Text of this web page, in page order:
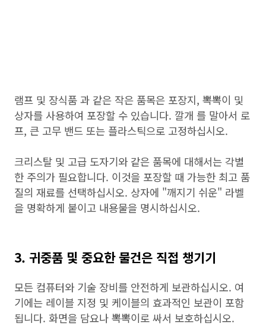
램프 및 장식품 과 같은 작은 품목은 포장지, 뽁뽁이 및
상자를 사용하여 포장할 수 있습니다. 깔개 를 말아서 로
프, 큰 고무 밴드 또는 플라스틱으로 고정하십시오.
크리스탈 및 고급 도자기와 같은 품목에 대해서는 각별
한 주의가 필요합니다. 이것을 포장할 때 가능한 최고 품
질의 재료를 선택하십시오. 상자에 "깨지기 쉬운" 라벨
을 명확하게 붙이고 내용물을 명시하십시오.
3. 귀중품 및 중요한 물건은 직접 챙기기
모든 컴퓨터와 기술 장비를 안전하게 보관하십시오. 여
기에는 레이블 지정 및 케이블의 효과적인 보관이 포함
됩니다. 화면을 담요나 뽁뽁이로 싸서 보호하십시오.